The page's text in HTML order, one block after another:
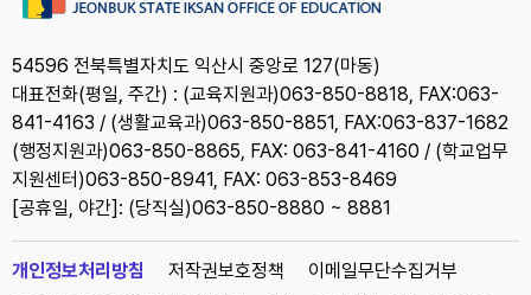
54596 전북특별자치도 익산시 중앙로 127(마동)
대표전화(평일, 주간) : (교육지원과)063-850-8818, FAX:063-
841-4163 / (생활교육과)063-850-8851, FAX:063-837-1682
(행정지원과)063-850-8865, FAX: 063-841-4160 / (학교업무
지원센터)063-850-8941, FAX: 063-853-8469
[공휴일, 야간]: (당직실)063-850-8880 ~ 8881
개인정보처리방침 저작권보호정책
이메일무단수집거부